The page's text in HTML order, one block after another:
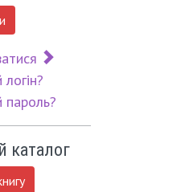
пароль?
каталог